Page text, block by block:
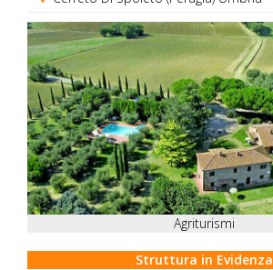
Agriturismi
Struttura in Evidenza